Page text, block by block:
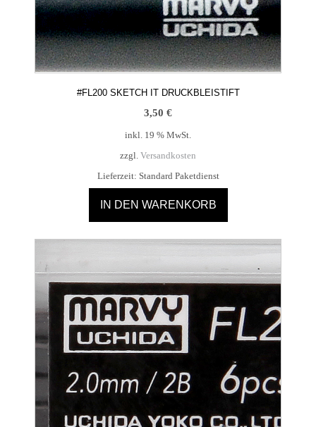
Optionen
können
auf
der
Produktseite
werden
#FL200 SKETCH IT DRUCKBLEISTIFT
3,50 €
inkl. 19 % MwSt.
zzgl. Versandkosten
Lieferzeit: Standard Paketdienst
IN DEN WARENKORB